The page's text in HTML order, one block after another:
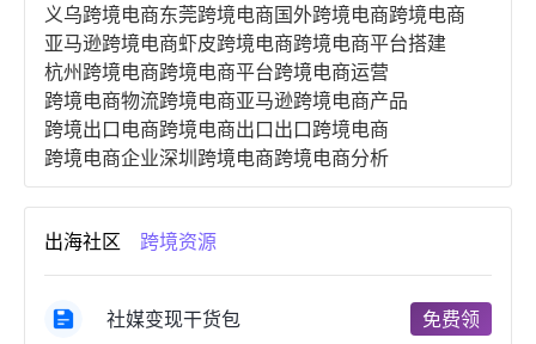
义乌跨境电商东莞跨境电商国外跨境电商跨境电商
亚马逊跨境电商虾皮跨境电商跨境电商平台搭建
杭州跨境电商跨境电商平台跨境电商运营
跨境电商物流跨境电商亚马逊跨境电商产品
跨境出口电商跨境电商出口出口跨境电商
跨境电商企业深圳跨境电商跨境电商分析
进口跨境电商跨境电商服务广州跨境电商
跨境电商市场跨境电商创业跨境电商注册
跨境电商开店跨境电商营销
跨境电商商品个人跨境电商跨境电商案例
郑州跨境电商跨境电商趋势
出海社区 跨境资源
社媒变现干货包 免费领